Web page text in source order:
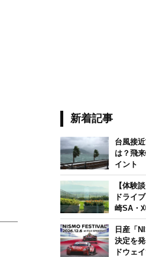
新着記事
台風接
は？飛
イント
【体験
ドライ
崎SA・
ルメを
日産「
決定を
ドウェ